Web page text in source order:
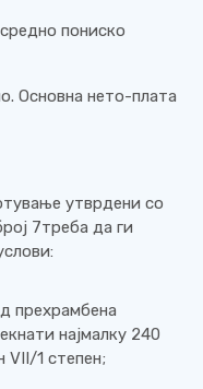
пониско
Основна нето-плата
утврдени со
7треба да ги
прехрамбена
најмалку 240
1 степен;